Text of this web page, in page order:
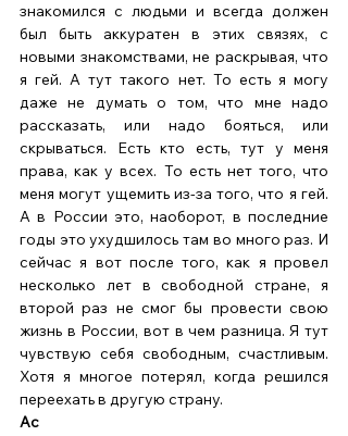
знакомился с людьми и всегда должен
был быть аккуратен в этих связях, с
новыми знакомствами, не раскрывая, что
я гей. А тут такого нет. То есть я могу
даже не думать о том, что мне надо
рассказать, или надо бояться, или
скрываться. Есть кто есть, тут у меня
права, как у всех. То есть нет того, что
меня могут ущемить из-за того, что я гей.
А в России это, наоборот, в последние
годы это ухудшилось там во много раз. И
сейчас я вот после того, как я провел
несколько лет в свободной стране, я
второй раз не смог бы провести свою
жизнь в России, вот в чем разница. Я тут
чувствую себя свободным, счастливым.
Хотя я многое потерял, когда решился
переехать в другую страну.
Ас